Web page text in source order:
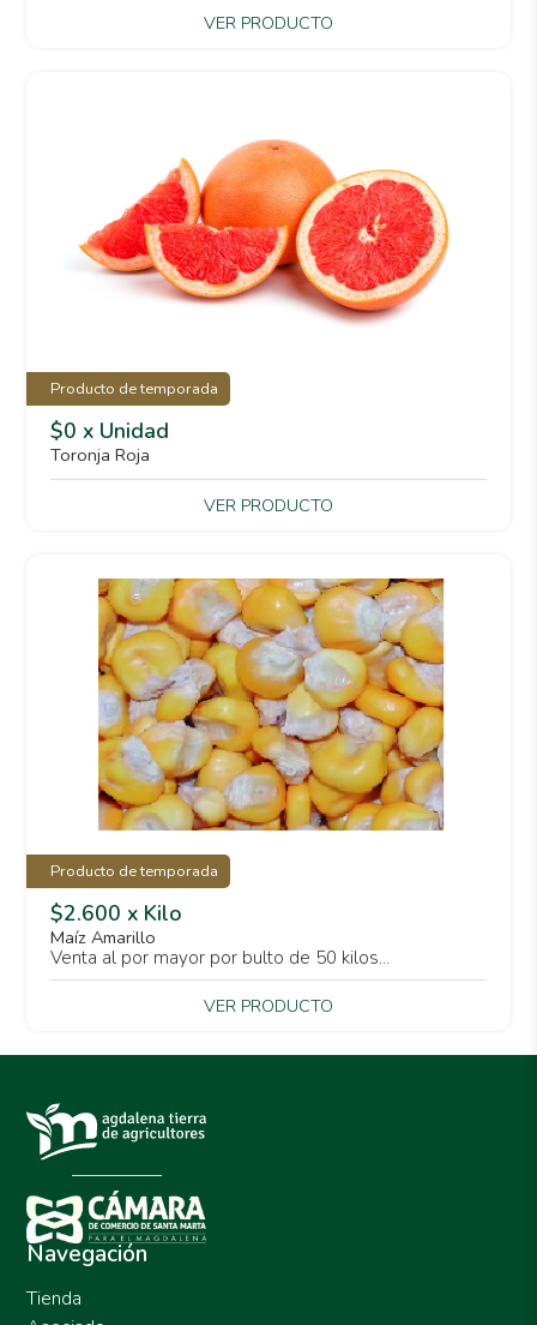
VER PRODUCTO
Producto de temporada
$0 x Unidad
Toronja Roja
VER PRODUCTO
Producto de temporada
$2.600 x Kilo
Maíz Amarillo
Venta al por mayor por bulto de 50 kilos...
VER PRODUCTO
Navegación
Tienda